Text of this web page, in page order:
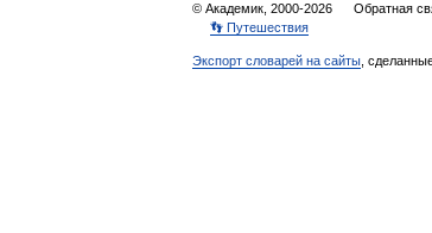
© Академик, 2000-2026 Обратная
👣 Путешествия
Экспорт словарей на сайты ,